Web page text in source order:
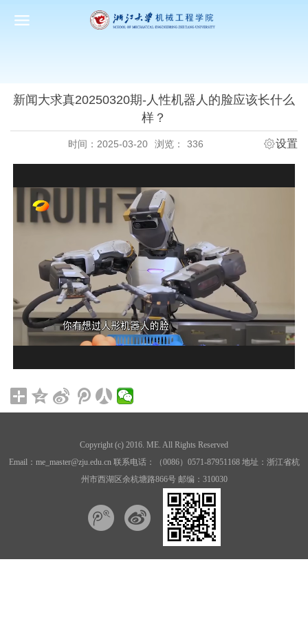
新闻大求真20250320期-人性机器人的脸应该长什么
样？
时间：2025-03-20 浏览： 336 设置
Copyright (c) 2016. ME. All Rights Reserved
Email：me_master@zju.edu.cn 联系电话：（0086）0571-87951168 地址：浙江省杭
州市西湖区余杭塘路866号 邮编：310030